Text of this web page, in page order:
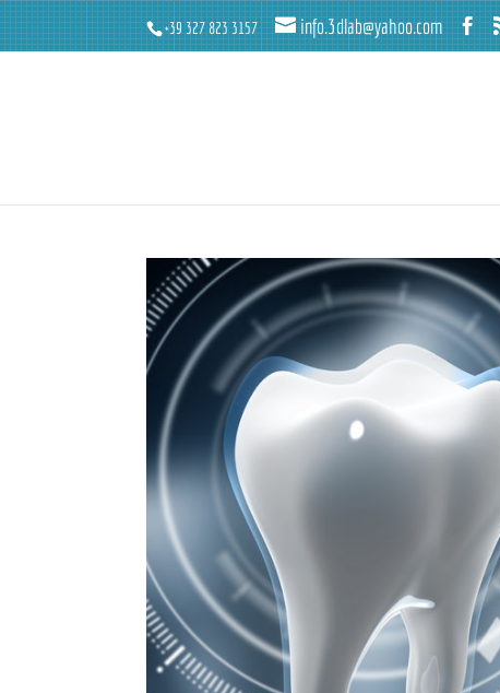
+39 327 823 3157 info.3dlab@yahoo.com